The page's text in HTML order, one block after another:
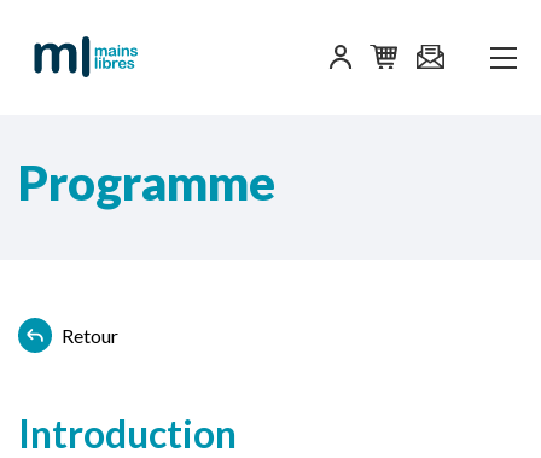
Programme
Retour
Introduction